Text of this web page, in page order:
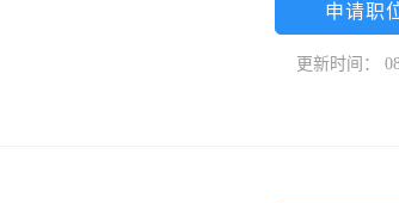
申请职
更新时间：